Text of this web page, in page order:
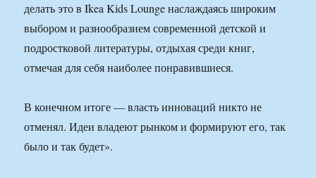
делать это в Ikea Kids Lounge наслаждаясь широким
выбором и разнообразием современной детской и
подростковой литературы, отдыхая среди книг,
отмечая для себя наиболее понравившиеся.
В конечном итоге — власть инноваций никто не
отменял. Идеи владеют рынком и формируют его, так
было и так будет».